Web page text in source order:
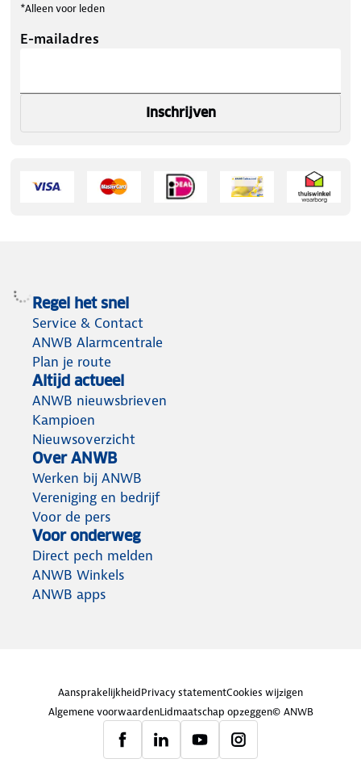
*Alleen voor leden
E-mailadres
Inschrijven
Regel het snel
Service & Contact
ANWB Alarmcentrale
Plan je route
Altijd actueel
ANWB nieuwsbrieven
Kampioen
Nieuwsoverzicht
Over ANWB
Werken bij ANWB
Vereniging en bedrijf
Voor de pers
Voor onderweg
Direct pech melden
ANWB Winkels
ANWB apps
AansprakelijkheidPrivacy statementCookies wijzigen
Algemene voorwaardenLidmaatschap opzeggen© ANWB